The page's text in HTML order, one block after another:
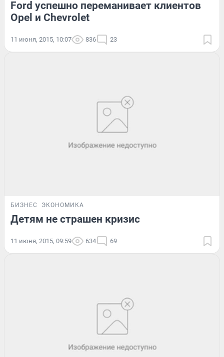
Ford успешно переманивает клиентов
Opel и Chevrolet
11 июня, 2015, 10:07 836 23
БИЗНЕС ЭКОНОМИКА
Детям не страшен кризис
11 июня, 2015, 09:59 634 69